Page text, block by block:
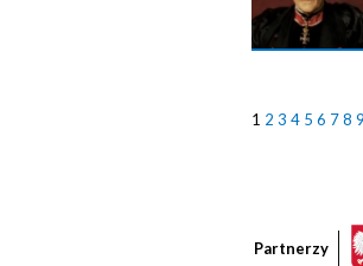
1 2 3 4 5 6 78 9
Partnerzy